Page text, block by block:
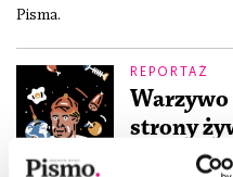
Pisma.
REPORTAŻ
Warzywo
strony
MARCIN
MIROSŁAW